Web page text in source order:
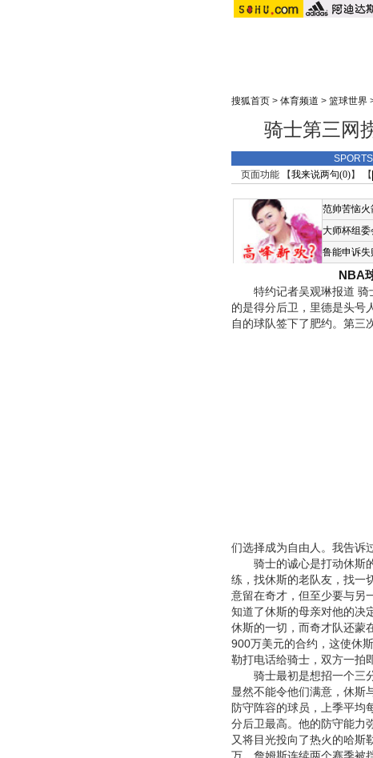
搜狐首页> 体育频道 > 篮球世界
骑士第三网
页面功能 【我来说两句(0)】 【
范帅苦恼火
大师杯组
鲁能申诉
NBA
特约记者吴观琳报道 骑
的是得分后卫，里德是头号
自的球队签下了肥约。第三
们选择成为自由人。我告诉
骑士的诚心是打动休斯的
练，找休斯的老队友，找一
意留在奇才，但至少要与另
知道了休斯的母亲对他的决
休斯的一切，而奇才队还蒙
900万美元的合约，这使休
勒打电话给骑士，双方一拍
骑士最初是想招一个三分
显然不能令他们满意，休斯
防守阵容的球员，上季平均
分后卫最高。他的防守能力
又将目光投向了热火的哈斯